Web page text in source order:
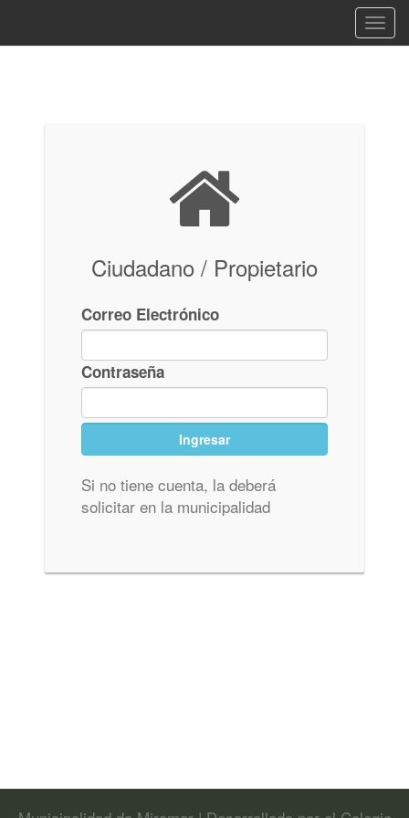
Ciudadano / Propietario
Correo Electrónico
Contraseña
Si no tiene cuenta, la deberá
solicitar en la municipalidad